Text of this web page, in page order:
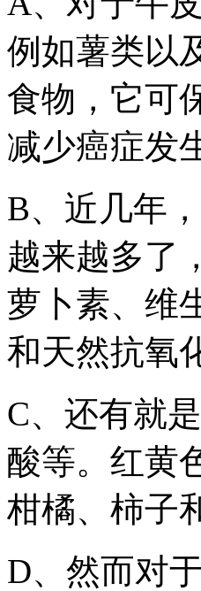
例如薯类以
食物，它可
减少癌症发
B、近几年
越来越多了
萝卜素、维
和天然抗氧
C、还有就
酸等。红黄
柑橘、柿子
D、然而对